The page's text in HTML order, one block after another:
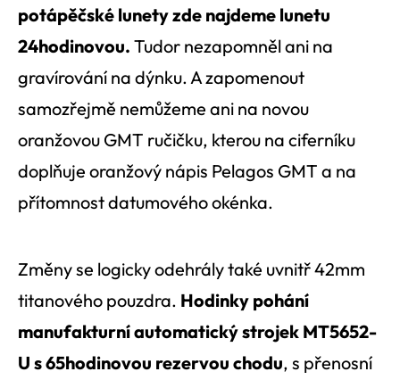
potápěčské lunety zde najdeme lunetu
24hodinovou. Tudor nezapomněl ani na
gravírování na dýnku. A zapomenout
samozřejmě nemůžeme ani na novou
oranžovou GMT ručičku, kterou na ciferníku
doplňuje oranžový nápis Pelagos GMT a na
přítomnost datumového okénka.
Změny se logicky odehrály také uvnitř 42mm
titanového pouzdra. Hodinky pohání
manufakturní automatický strojek MT5652-
U s 65hodinovou rezervou chodu, s přenosní